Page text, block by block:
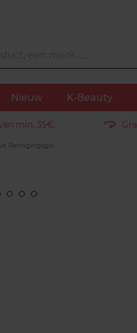
Nieuw K-Beauty
min. 35€.
Reinigingsgel